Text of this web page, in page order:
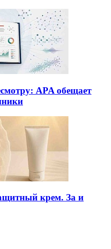
APA обещает
крем. За и